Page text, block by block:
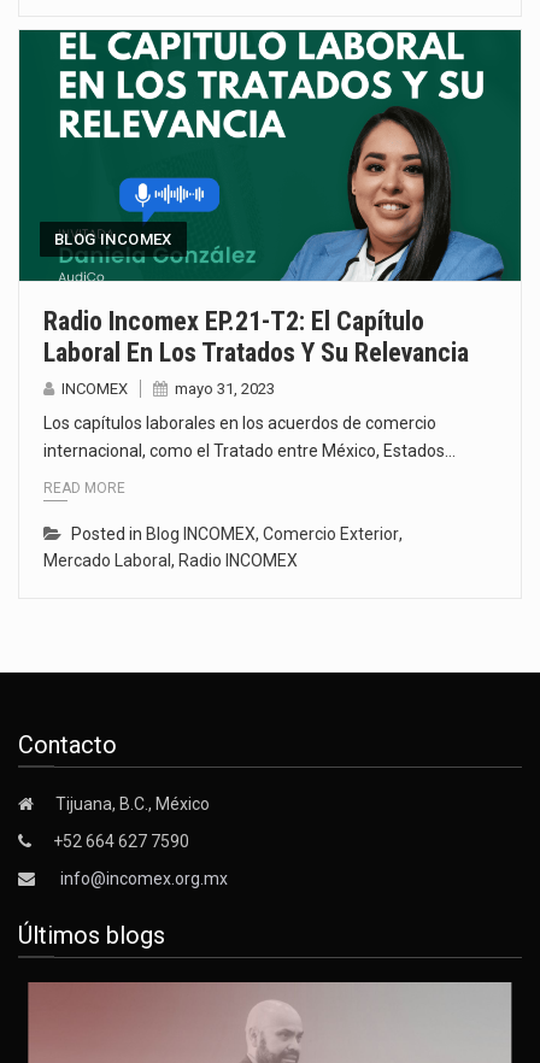
BLOG INCOMEX
Radio Incomex EP.21-T2: El Capítulo
Laboral En Los Tratados Y Su Relevancia
INCOMEX mayo 31, 2023
Los capítulos laborales en los acuerdos de comercio
internacional, como el Tratado entre México, Estados…
READ MORE
Posted in Blog INCOMEX, Comercio Exterior,
Mercado Laboral , Radio INCOMEX
Contacto
Tijuana, B.C., México
+52 664 627 7590
info@incomex.org.mx
Últimos blogs